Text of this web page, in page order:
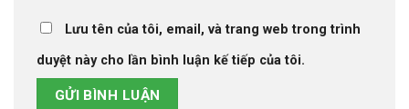
Lưu tên của tôi, email, và trang web trong trình
duyệt này cho lần bình luận kế tiếp của tôi.